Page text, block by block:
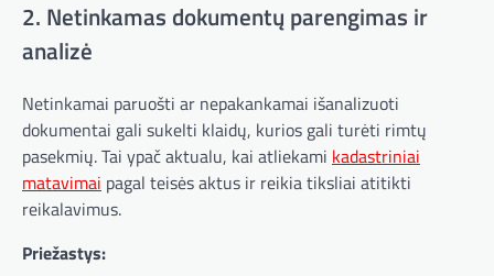
2. Netinkamas dokumentų parengimas ir
analizė
Netinkamai paruošti ar nepakankamai išanalizuoti
dokumentai gali sukelti klaidų, kurios gali turėti rimtų
pasekmių. Tai ypač aktualu, kai atliekami kadastriniai
matavimai pagal teisės aktus ir reikia tiksliai atitikti
reikalavimus.
Priežastys: